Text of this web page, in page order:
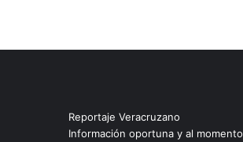
Reportaje Veracruzano
Información oportuna y al momento